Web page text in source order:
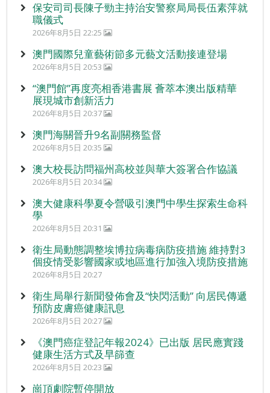
保安司司長陳子勁主持治安警察局局長伍素萍就
職儀式
2026年8月5日 22:25
澳門國際兒童藝術節多元藝文活動接連登場
2026年8月5日 20:53
“澳門館”再度亮相香港書展 薈萃本澳出版精華
展現城市創新活力
2026年8月5日 20:37
澳門海關晉升9名副關務監督
2026年8月5日 20:35
澳大校長訪問福州高校並與華大簽署合作協議
2026年8月5日 20:34
澳大健康科學夏令營吸引澳門中學生探索生命科
學
2026年8月5日 20:31
衛生局動態調整埃博拉病毒病防疫措施 維持對3
個疫情受影響國家或地區進行加強入境防疫措施
2026年8月5日 20:27
衛生局舉行新聞發佈會及“快閃活動” 向居民傳遞
預防皮膚癌健康訊息
2026年8月5日 20:27
《澳門癌症登記年報2024》已出版 居民應實踐
健康生活方式及早篩查
2026年8月5日 20:23
崗頂劇院暫停開放